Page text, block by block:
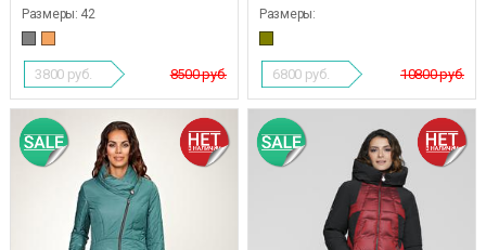
Размеры: 42
8500 руб.
3800 руб.
Размеры:
10800 руб.
6800 руб.